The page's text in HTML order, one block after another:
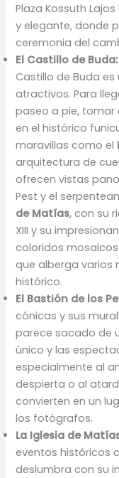
Plaza Kossuth
y elegante, donde
ceremonia del
El Castillo de Buda:
Castillo de Buda
atractivos. Para
paseo a pie, tomar
en el histórico
maravillas como el
arquitectura de
ofrecen vistas
Pest y el
de Matías, con su
XIII y su
coloridos mosaicos
que alberga varios
histórico.
El Bastión de los
cónicas y sus
parece sacado de
único y las
especialmente al
despierta o al
convierten en un
los fotógrafos.
La Iglesia de
eventos históricos
deslumbra con su